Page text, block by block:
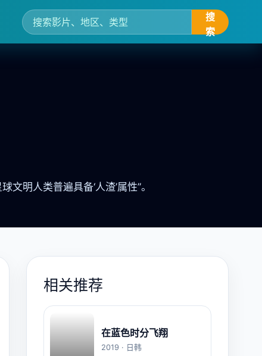
搜
索
明人类普遍具备‘人渣’属性”。
相关推荐
在蓝色时分飞翔
2019 · 日韩